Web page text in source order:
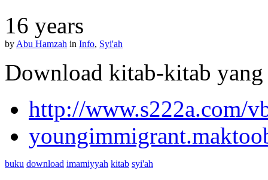
16 years
by Abu Hamzah in Info, Syi'ah
Download kitab-kitab
http://www.s222a.com/
buku download imamiyyah kitab syi'ah